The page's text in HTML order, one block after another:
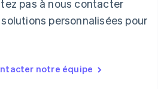
pas à nous contacter
personnalisées pour
notre équipe